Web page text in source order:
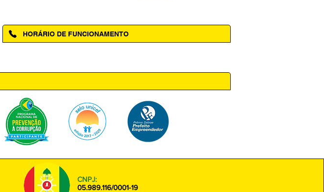
HORÁRIO DE FUNCIONAMENTO
CNPJ:
05.989.116/0001-19